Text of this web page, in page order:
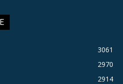
3061
2970
2914